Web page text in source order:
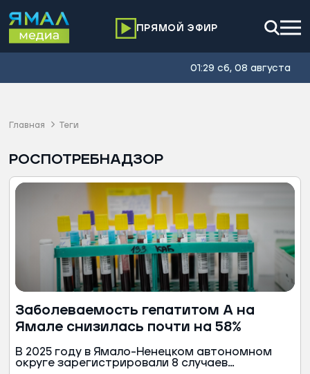
ПРЯМОЙ ЭФИР
01:29 сб, 08 августа
Главная Теги
РОСПОТРЕБНАДЗОР
Заболеваемость гепатитом А на
Ямале снизилась почти на 58%
В 2025 году в Ямало-Ненецком автономном
округе зарегистрировали 8 случаев